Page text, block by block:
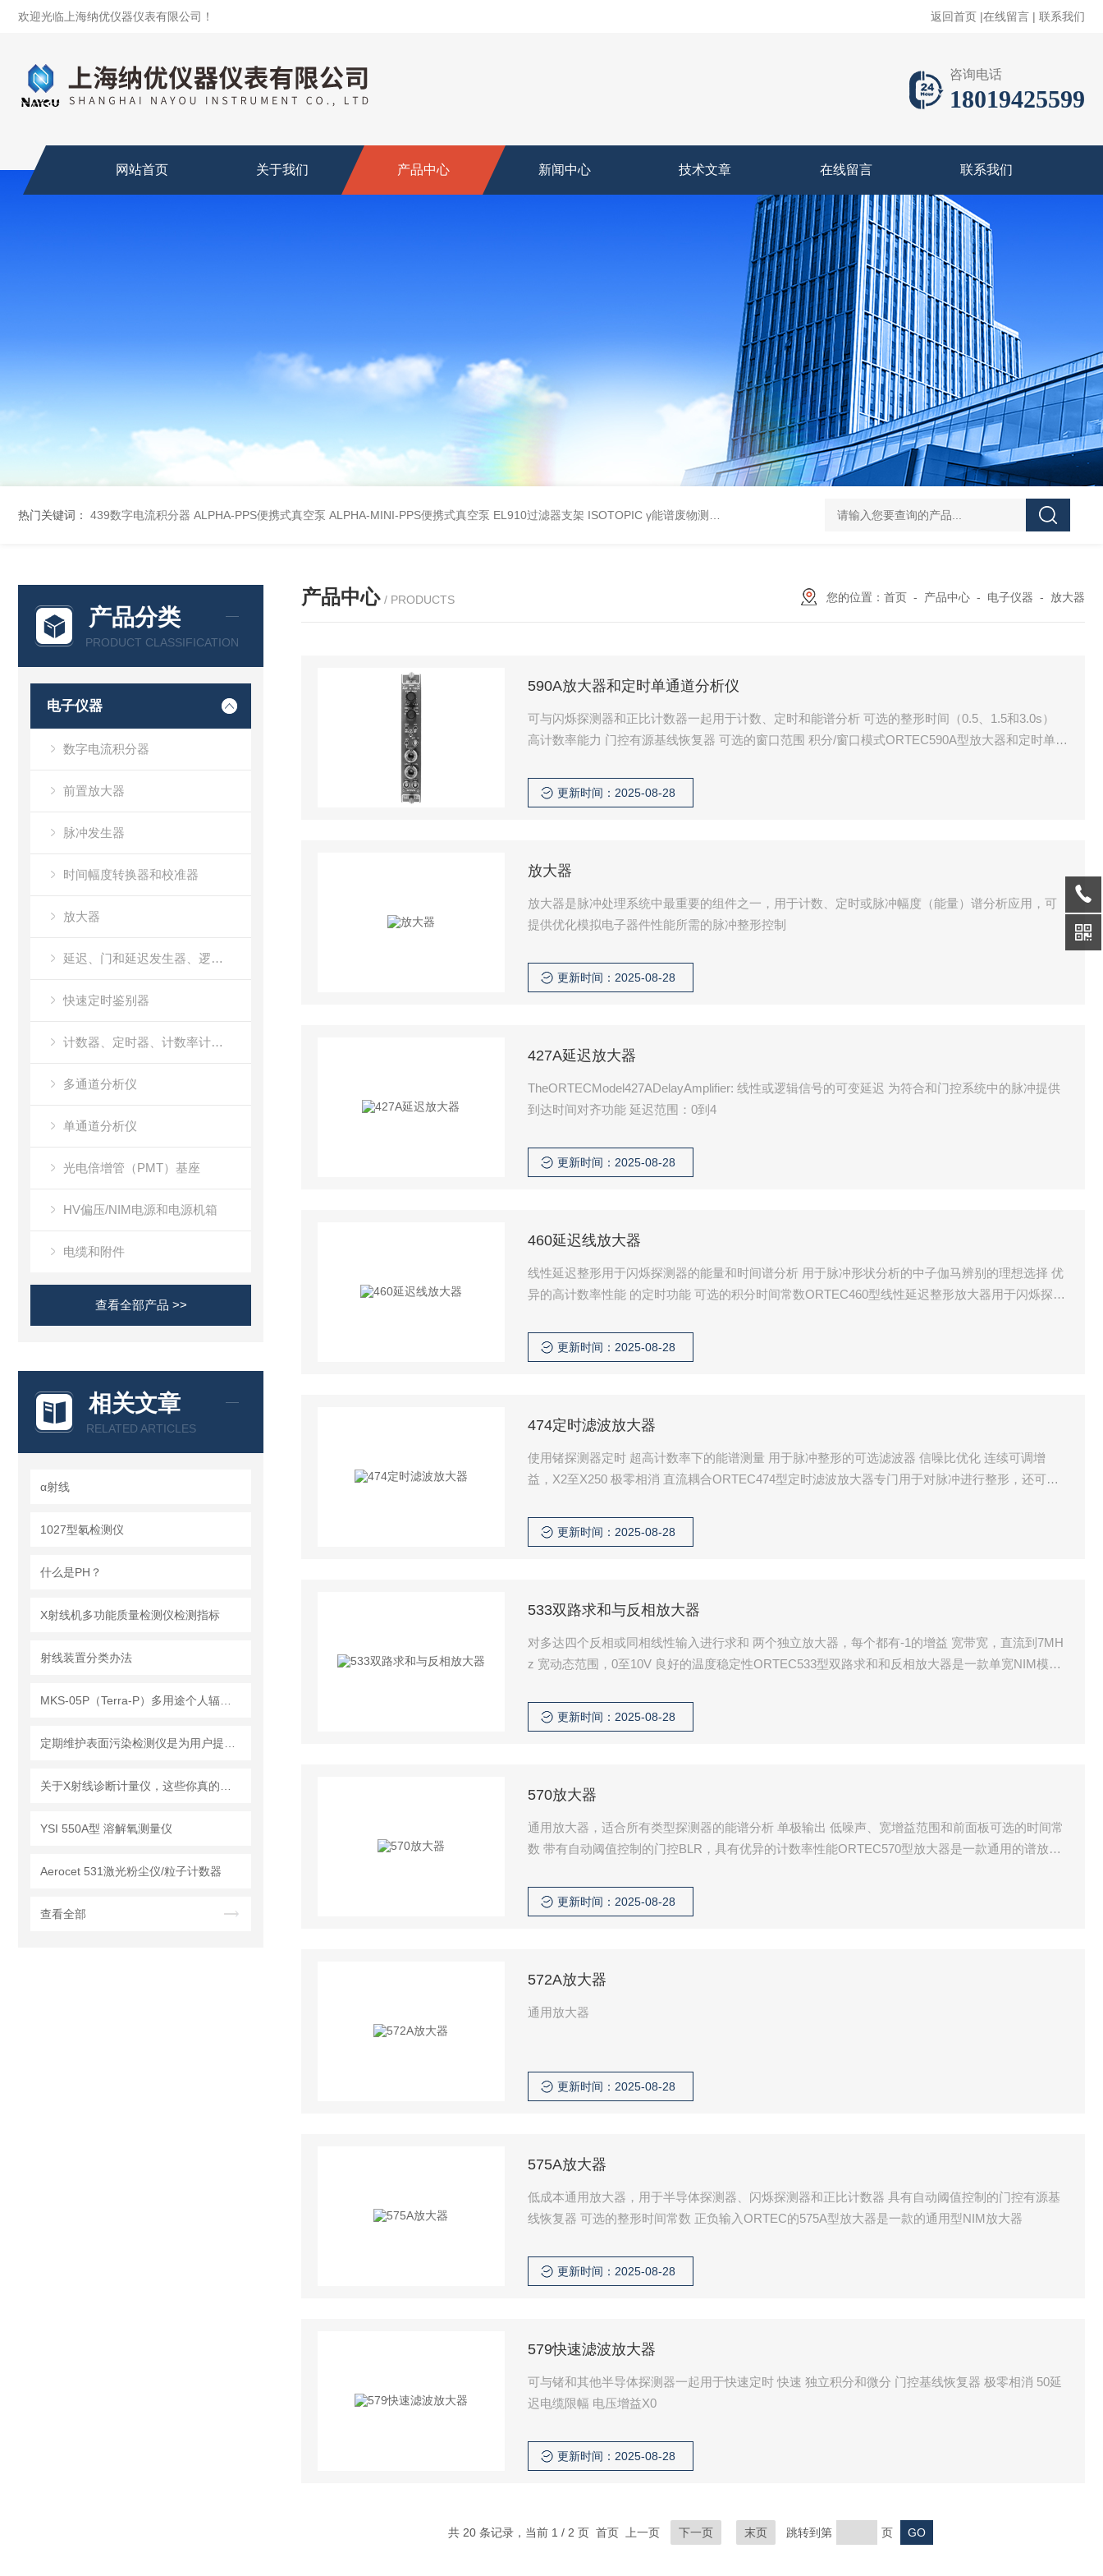
欢迎光临上海纳优仪器仪表有限公司！ 返回首页 |在线留言 | 联系我们
咨询电话
18019425599
网站首页 关于我们 产品中心 新闻中心 技术文章 在线留言 联系我们
热门关键词： 439数字电流积分器 ALPHA-PPS便携式真空泵 ALPHA-MINI-PPS便携式真空泵 EL910过滤器支架 ISOTOPIC γ能谱废物测定 GammaVision伽马能谱分析软件 GammaVision报告生成器
产品分类
PRODUCT CLASSIFICATION
电子仪器
数字电流积分器
前置放大器
脉冲发生器
时间幅度转换器和校准器
放大器
延迟、门和延迟发生器、逻辑模块和线性门
快速定时鉴别器
计数器、定时器、计数率计和多通道定标器（MCS）
多通道分析仪
单通道分析仪
光电倍增管（PMT）基座
HV偏压/NIM电源和电源机箱
电缆和附件
查看全部产品 >>
相关文章
RELATED ARTICLES
α射线
1027型氡检测仪
什么是PH？
X射线机多功能质量检测仪检测指标
射线装置分类办法
YSI 550A型 溶解氧测量仪
Aerocet 531激光粉尘仪/粒子计数器
查看全部
产品中心 / PRODUCTS 您的位置： 首页 - 产品中心 - 电子仪器 - 放大器
590A放大器和定时单通道分析仪
可与闪烁探测器和正比计数器一起用于计数、定时和能谱分析 可选的整形时间（0.5、1.5和3.0s）
高计数率能力 门控有源基线恢复器 可选的窗口范围 积分/窗口模式ORTEC590A型放大器和定时单通
更新时间：2025-08-28
放大器
放大器是脉冲处理系统中最重要的组件之一，用于计数、定时或脉冲幅度（能量）谱分析应用，可
提供优化模拟电子器件性能所需的脉冲整形控制
更新时间：2025-08-28
427A延迟放大器
TheORTECModel427ADelayAmplifier: 线性或逻辑信号的可变延迟 为符合和门控系统中的脉冲提供
到达时间对齐功能 延迟范围：0到4
更新时间：2025-08-28
460延迟线放大器
线性延迟整形用于闪烁探测器的能量和时间谱分析 用于脉冲形状分析的中子伽马辨别的理想选择 优
异的高计数率性能 的定时功能 可选的积分时间常数ORTEC460型线性延迟整形放大器用于闪烁探测
更新时间：2025-08-28
474定时滤波放大器
使用锗探测器定时 超高计数率下的能谱测量 用于脉冲整形的可选滤波器 信噪比优化 连续可调增
益，X2至X250 极零相消 直流耦合ORTEC474型定时滤波放大器专门用于对脉冲进行整形，还可优
更新时间：2025-08-28
533双路求和与反相放大器
对多达四个反相或同相线性输入进行求和 两个独立放大器，每个都有-1的增益 宽带宽，直流到7MH
z 宽动态范围，0至10V 良好的温度稳定性ORTEC533型双路求和和反相放大器是一款单宽NIM模
更新时间：2025-08-28
570放大器
通用放大器，适合所有类型探测器的能谱分析 单极输出 低噪声、宽增益范围和前面板可选的时间常
数 带有自动阈值控制的门控BLR，具有优异的计数率性能ORTEC570型放大器是一款通用的谱放大
更新时间：2025-08-28
572A放大器
通用放大器
更新时间：2025-08-28
575A放大器
低成本通用放大器，用于半导体探测器、闪烁探测器和正比计数器 具有自动阈值控制的门控有源基
线恢复器 可选的整形时间常数 正负输入ORTEC的575A型放大器是一款的通用型NIM放大器
更新时间：2025-08-28
579快速滤波放大器
可与锗和其他半导体探测器一起用于快速定时 快速 独立积分和微分 门控基线恢复器 极零相消 50延
迟电缆限幅 电压增益X0
更新时间：2025-08-28
共 20 条记录，当前 1 / 2 页 首页 上一页 下一页 末页 跳转到第 页